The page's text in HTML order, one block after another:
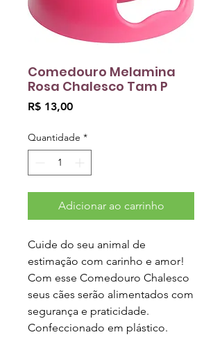
Comedouro Melamina
Rosa Chalesco Tam P
R$ 13,00Preço
Quantidade *
Adicionar ao carrinho
Cuide do seu animal de
estimação com carinho e amor!
Com esse Comedouro Chalesco
seus cães serão alimentados com
segurança e praticidade.
Confeccionado em plástico.